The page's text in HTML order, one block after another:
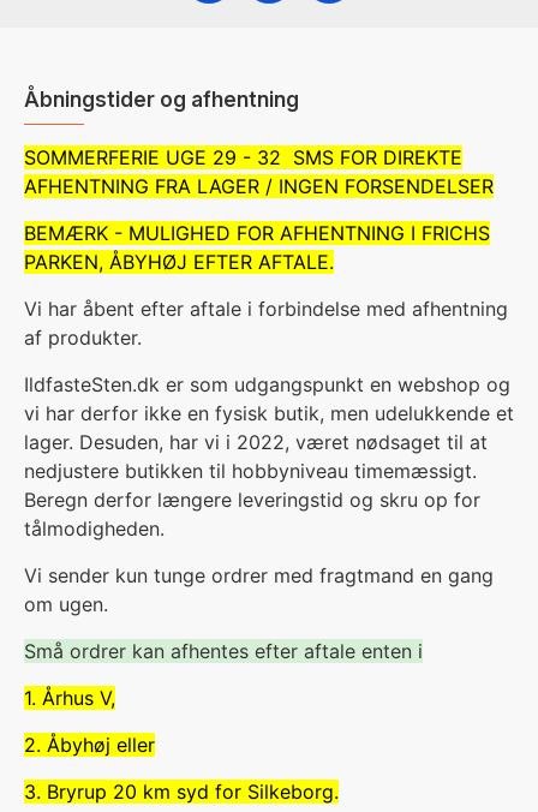
Åbningstider og afhentning
SOMMERFERIE UGE 29 - 32 SMS FOR DIREKTE
AFHENTNING FRA LAGER / INGEN FORSENDELSER
BEMÆRK - MULIGHED FOR AFHENTNING I FRICHS
PARKEN, ÅBYHØJ EFTER AFTALE.
Vi har åbent efter aftale i forbindelse med afhentning
af produkter.
IldfasteSten.dk er som udgangspunkt en webshop og
vi har derfor ikke en fysisk butik, men udelukkende et
lager. Desuden, har vi i 2022, været nødsaget til at
nedjustere butikken til hobbyniveau timemæssigt.
Beregn derfor længere leveringstid og skru op for
tålmodigheden.
Vi sender kun tunge ordrer med fragtmand en gang
om ugen.
Små ordrer kan afhentes efter aftale enten i
1. Århus V,
2. Åbyhøj eller
3. Bryrup 20 km syd for Silkeborg.